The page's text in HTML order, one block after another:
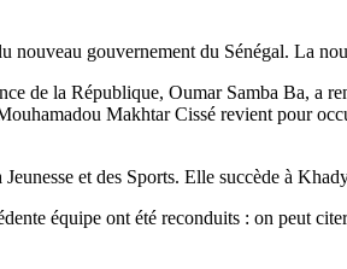
gouvernement du Sénégal. La
de la République, Oumar Samba Ba, a
Makhtar Cissé revient pour
et des Sports. Elle succède à
équipe ont été reconduits : on peut